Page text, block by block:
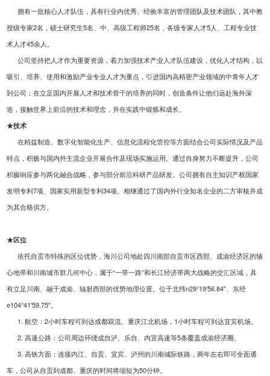
拥有一批核心人才队伍，具有行业内优秀、经验丰富的管理团队及技术团队，其中教
授级专家2名，硕士研究生5名、中、高级工程师25名，各级专家人才5人、工程专业技
术人才45余人。
公司坚持把人才作为重要资源，着力加强技术产业人才队伍建设，优化人才结构，以
吸引、培养、使用和激励产业专业人才为重点，引进国内高精密产业领域的中青年人才
到公司；在立足国内开展人才和技术骨干的培养的同时，创造条件让他们远赴海外深
造，接触世界上前沿的技术和理念，并在实践中锻炼和成长。
★技术
在精益制造、数字化智能化生产、信息化流程化管控等方面结合公司实际情况及产品
特点，积极与国内外主流企业开展合作及现场实施运用。通过自身努力不断提升，公司
积极响应参与两化融合战略，参与部分前沿科研产品研发。公司拥有自主知识产权国家
发明专利7项、国家实用新型专利34项。相继通过了国内外行业知名企业的二方审核并成
为其合格供方。
★区位
依托自贡市特殊的区位优势，海川公司地处四川南部自贡市区西部、成渝经济区的轴
心地带和川南城市群几何中心，属于“一带一路”和长江经济带两大战略的交汇区域，具
有立足川南、融于成渝、辐射西部的优势地理位置。位于北纬n29°19′56.84″、东经
e104°41′59.75″。
1. 航空：2小时车程可到达成都双流、重庆江北机场，1小时车程可到达宜宾机场。
2. 高速公路：公司周边环绕成自泸、乐自、内宜高速等5条覆盖成渝经济圈。
3. 高铁方面：连接内江、自贡、宜宾、泸州的川南城际铁路，两年左右即可全面通
车，公司从自贡到成都、重庆的时间将缩短为50分钟。